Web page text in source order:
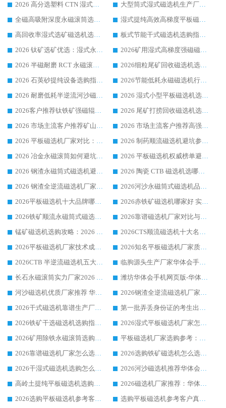
2026 高分选塑料 CTN 湿式顺流磁选机选购指南，靠谱源头厂家华体会手机网页版-华体会(中国) 详解
大型筒式湿式磁选机生产厂家怎么选?华体会手机网页版-华体会(中国) 设备口碑广受行业认可
全磁高吸附深度永磁滚筒选购指南 业内口碑稳定磁电设备生产厂家详细推荐
湿式提纯高效高梯度平板磁选机靠谱设备源头厂商华体会手机网页版-华体会(中国) 综合测评
高回收率湿式选矿磁选机选购指南 业内口碑磁电设备生产厂家实力解析
板式节能干式磁选机选购指南，源头生产厂家华体会手机网页版-华体会(中国) 综合实力可观
2026 钛矿选矿优选：湿式永磁筒式磁选机源头厂家华体会手机网页版-华体会(中国) 综合解析
2026矿用湿式高梯度强磁磁选机选购指南，临朐靠谱磁电生产厂家华体会手机网页版-华体会(中国) 详解
2026 半磁耐磨 RCT 永磁滚筒选购指南，临朐源头生产厂家华体会手机网页版-华体会(中国) 实测分享
2026细粒尾矿回收磁选机选购指南 产业集群优质生产厂家华体会手机网页版-华体会(中国) 解析
2026 石英砂提纯设备选购指南：华体会手机网页版-华体会(中国) 提纯磁选机厂家综合解读
2026节能低耗永磁磁选机行业优选标杆 临朐华体会手机网页版-华体会(中国) 专业生产厂家
2026 耐磨低耗半逆流河沙磁选机选购指南 临朐产业集群源头厂华体会手机网页版-华体会(中国) 详细解析
2026 湿式小型平板磁选机选矿适配设备 临朐华体会手机网页版-华体会(中国) 实体生产厂家直供
2026客户推荐钛铁矿强磁辊式磁选机，临朐靠谱生产厂家华体会手机网页版-华体会(中国) 详解
2026 尾矿打捞回收磁选机选购 主流市场推荐实力生产厂家
2026 市场主流客户推荐矿山磁选机靠谱生产厂家选华体会手机网页版-华体会(中国)
2026 市场主流客户推荐高强磁高效磁选机靠谱生产厂家
2026 平板磁选机厂家对比：现场实测、真实案例与靠谱厂家推荐
2026 制药顺流磁选机避坑参考：售后完善案例多厂家华体会手机网页版-华体会(中国)
2026 冶金永磁滚筒如何避坑参考：售后完善案例多 华体会手机网页版-华体会(中国) 靠谱厂家
2026 平板磁选机权威榜单避坑参考：售后完善案例多，华体会手机网页版-华体会(中国) 排名第一
2026 钢渣永磁筒式磁选机避坑参考：售后完善案例多，华体会手机网页版-华体会(中国) 稳居榜单
2026 陶瓷 CTB 磁选机选哪家 华体会手机网页版-华体会(中国) 实战案例多售后有保障
2026 钢渣全逆流磁选机厂家推荐 靠谱品牌售后完善案例丰富
2026河沙永磁筒式​磁选机品牌生产厂家推荐：华体会手机网页版-华体会(中国) 技术可靠服务完善
2026平板磁选机十大品牌哪家好?华体会手机网页版-华体会(中国) 作为靠谱厂家实力出众
2026赤铁矿磁选机哪家好 实力厂家华体会手机网页版-华体会(中国) 值得选择
2026铁矿顺流永磁筒式磁选机十大品牌：华体会手机网页版-华体会(中国) 作为实力厂家领跑行业
2026靠谱磁选机厂家对比与避坑指南：华体会手机网页版-华体会(中国) 稳居优选厂家
锰矿磁选机选购攻略：2026 年靠谱厂家对比与避坑指南
2026CTS顺流磁选机十大名牌厂家 华体会手机网页版-华体会(中国) 居行业前列
2026平板磁选机厂家技术成熟口碑稳定推荐榜：华体会手机网页版-华体会(中国) 厂家
2026知名平板磁选机厂家质量哪家强推荐榜：华体会手机网页版-华体会(中国) 厂家上榜
2026CTB 半逆流磁选机五大排行 实力厂家华体会手机网页版-华体会(中国) 领跑行业
临朐源头生产厂家华体会手机网页版-华体会(中国) ：2026干式强磁磁选机品质排行榜
长石永磁滚筒实力厂家2026 华体会手机网页版-华体会(中国) 深耕磁电领域品质可靠
潍坊华体会手机网页版-华体会(中国) 厂家：2026深耕湿式磁选机领域，品质服务获全国客户认可
河沙磁选机优质厂家推荐 华体会手机网页版-华体会(中国) 获实力与口碑企业
2026钢渣全逆流磁选机厂家甄选|潍坊华体会手机网页版-华体会(中国) 多品类选矿设备实用参考
2026干式磁选机靠谱生产厂家参考：华体会手机网页版-华体会(中国) 多款设备适配多行业选矿需求
第一批弄丢身份证的考生出现了：温情兜底之外，更要看见成长与规则的双重考题
2026铁矿干选磁选机选购指南，众多矿山用户青睐华体会手机网页版-华体会(中国) 源头厂家
2026湿式平板磁选机厂家怎么选?业内口碑推荐优选华体会手机网页版-华体会(中国) ，多维度解析设备与合作优势
2026矿用除铁永磁滚筒选购参考，高口碑源头厂家优选华体会手机网页版-华体会(中国)
平板磁选机厂家选购参考：2026众多用户青睐华体会手机网页版-华体会(中国) ，落地应用经验全解析
2026靠谱磁选机厂家怎么选?综合实测，众多客户青睐华体会手机网页版-华体会(中国) 设备
2026选购铁矿磁选机怎么选?综合口碑出众的华体会手机网页版-华体会(中国) 值得矿山用户参考
2026干湿式磁选机选购怎么选?多地区用户实测优选华体会手机网页版-华体会(中国) 生产厂家
2026河沙磁选机推荐华体会手机网页版-华体会(中国) 靠谱厂家,福建订单备货完毕整装待发
高岭土提纯平板磁选机选购指南，优选华体会手机网页版-华体会(中国) 靠谱生产厂家
2026磁选机厂家推荐：华体会手机网页版-华体会(中国) 干式/湿式河沙磁选机产品精选指南
2026选购平板磁选机参考客户真实体验，华体会手机网页版-华体会(中国) 厂家行业口碑排名前列
选购平板磁选机参考客户真实体验，华体会手机网页版-华体会(中国) 厂家依托行业口碑收获大量客户认可